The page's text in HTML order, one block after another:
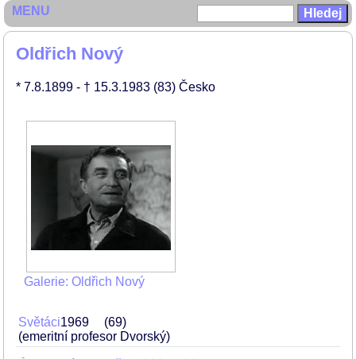
Oldřich Nový
* 7.8.1899 - † 15.3.1983 (83) Česko
Galerie: Oldřich Nový
Světáci1969
69
(emeritní profesor Dvorský)
MENU